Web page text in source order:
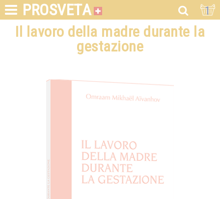
PROSVETA 1
Il lavoro della madre durante la
gestazione